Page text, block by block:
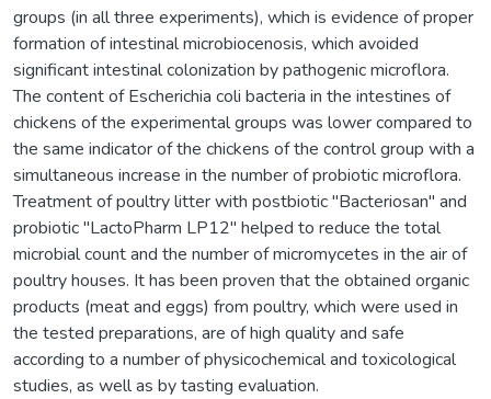
groups (in all three experiments), which is evidence of proper
formation of intestinal microbiocenosis, which avoided
significant intestinal colonization by pathogenic microflora.
The content of Escherichia coli bacteria in the intestines of
chickens of the experimental groups was lower compared to
the same indicator of the chickens of the control group with a
simultaneous increase in the number of probiotic microflora.
Treatment of poultry litter with postbiotic "Bacteriosan" and
probiotic "LactoPharm LP12" helped to reduce the total
microbial count and the number of micromycetes in the air of
poultry houses. It has been proven that the obtained organic
products (meat and eggs) from poultry, which were used in
the tested preparations, are of high quality and safe
according to a number of physicochemical and toxicological
studies, as well as by tasting evaluation.